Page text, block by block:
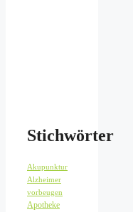
Stichwörter
Akupunktur
Alzheimer
vorbeugen
Apotheke